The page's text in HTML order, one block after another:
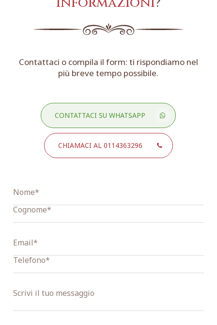
Contattaci o compila il form: ti rispondiamo nel
più breve tempo possibile.
CONTATTACI SU WHATSAPP
CHIAMACI AL 0114363296